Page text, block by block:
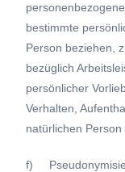
bestimmte
Person beziehen,
bezüglich
persönlicher
Verhalten,
natürlichen
f)